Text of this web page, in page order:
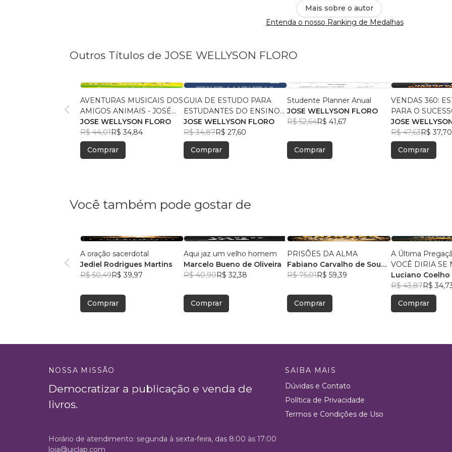
Mais sobre o autor
Entenda o nosso Ranking de Medalhas
Outros Títulos de JOSE WELLYSON FLORO
AVENTURAS MUSICAIS DOS
AMIGOS ANIMAIS - JOSÉ
WELLYSON FLORO,
COLORIDO
JOSE WELLYSON FLORO
R$ 44,01R$ 34,84
Comprar
GUIA DE ESTUDO PARA
ESTUDANTES DO ENSINO
FUNDAMENTAL E MÉDIO -
JOSÉ WELLYSON FLORO
JOSE WELLYSON FLORO
R$ 34,87R$ 27,60
Comprar
Studente Planner Anual
JOSE WELLYSON FLORO
R$ 52,64R$ 41,67
Comprar
VENDAS 360:
PARA O
PRESENCIAL E
JOSE
JOSE
R$ 47,63R$ 37,70
Comprar
Você também pode gostar de
A oração sacerdotal
Jediel Rodrigues Martins
R$ 50,49R$ 39,97
Comprar
Aqui jaz um velho homem
Marcelo Bueno de Oliveira
R$ 40,90R$ 32,38
Comprar
PRISÕES DA ALMA
Fabiano Carvalho de Souza
Santos
R$ 75,01R$ 59,39
Comprar
A Última
VOCÊ DIRIA SE
MAIS TIVESSE A
Luciano Coelho
R$ 43,87R$
Comprar
NOSSA MISSÃO
Democratizar a publicação e venda de
livros.
SAIBA MAIS
Dúvidas e Contato
Política de Privacidade
Termos e Condições de Uso
Horário de atendimento: segunda à sexta-feira, das 8:00 às 17:00
loja@uiclap.com